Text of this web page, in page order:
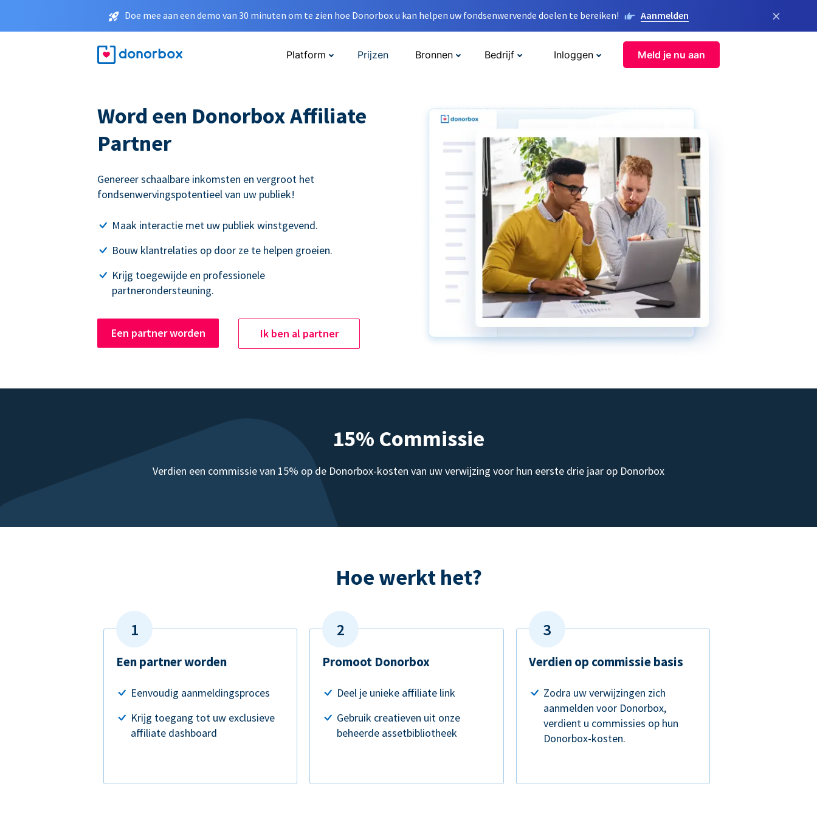
Doe mee aan een demo van 30 minuten om te zien hoe Donorbox u kan helpen uw fondsenwervende doelen te bereiken! Aanmelden ×
Platform Prijzen Bronnen Bedrijf Inloggen Meld je nu aan
Word een Donorbox Affiliate
Partner
Genereer schaalbare inkomsten en vergroot het
fondsenwervingspotentieel van uw publiek!
Maak interactie met uw publiek winstgevend.
Bouw klantrelaties op door ze te helpen groeien.
Krijg toegewijde en professionele
partnerondersteuning.
Een partner worden Ik ben al partner
15% Commissie
Verdien een commissie van 15% op de Donorbox-kosten van uw verwijzing voor hun eerste drie jaar op Donorbox
Hoe werkt het?
Een partner worden
Eenvoudig aanmeldingsproces
Krijg toegang tot uw exclusieve
affiliate dashboard
Promoot Donorbox
Deel je unieke affiliate link
Gebruik creatieven uit onze
beheerde assetbibliotheek
Verdien op commissie basis
Zodra uw verwijzingen zich
aanmelden voor Donorbox,
verdient u commissies op hun
Donorbox-kosten.